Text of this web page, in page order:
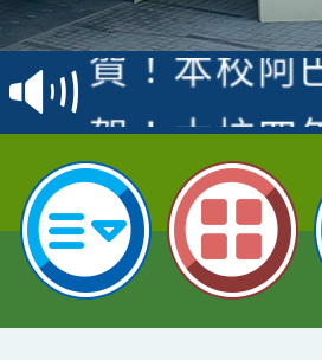
賽 洪綺君
名
賀！本校阿
倩參加桃園
名 指導老
賀！本校四
園市英語競
指導老師林
賀！本校參
賽 劉文瑛
臺灣台語-第
賀！本校參
市賽榮獲科
賀！本校參